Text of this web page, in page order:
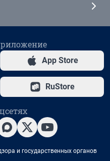
App Store
RuStore
и государственных органов